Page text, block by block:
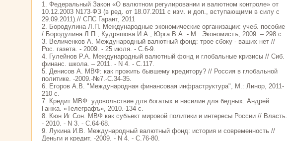
1. Федеральный Закон «О валютном регулировании и валютном контроле» от
10.12.2003 N173-ФЗ (в ред. от 18.07.2011 с изм. и доп., вступающими в силу с
29.09.2011).// СПС Гарант, 2011
2. Бородулина Л.П. Международные экономические организации: учеб. пособие
/ Бородулина Л.П., Кудряшова И.А., Юрга В.А. - М.: Экономистъ, 2009. – 298 с.
3. Величенков А. Международный валютный фонд: трое сбоку - ваших нет //
Рос. газета. - 2009. - 25 июля. - С.6-9.
4. Гулейнов Р.А. Международный валютный фонд и глобальные кризисы // Сиб.
финанс. школа. – 2011. - N 4. - С.117.
5. Денисов А. МВФ: как прожить бывшему кредитору? // Россия в глобальной
политике. -2009.-№7.-С.34-35.
6. Егоров А.В. "Международная финансовая инфраструктура", М.: Линор, 2011-
210 с.
7. Кредит МВФ: удовольствие для богатых и насилие для бедных. Андрей
Ганжа. «Телеграфъ», 2010.-134 с.
8. Кюн Иг Сон. МВФ как субъект мировой политики и интересы России // Власть.
- 2010. - N 3. - С.64-68.
9. Лукина И.В. Международный валютный фонд: история и современность //
Деньги и кредит. -2009. - N 4. - С.76-80.